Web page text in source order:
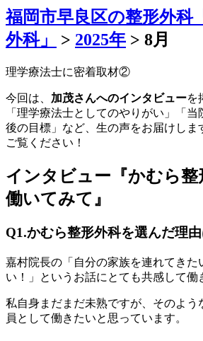
福岡市早良区の整形外科
外科」
> 2025年 > 8月
理学療法士に密着取材②
今回は、 加茂さんへのインタビューを
「理学療法士としてのやりがい」「
後の目標」など、生の声をお届けしま
ご覧ください！
インタビュー『かむら整
働いてみて』
Q1.かむら整形外科を選んだ理
嘉村院長の「自分の家族を連れてきた
い！」というお話にとても共感して働
私自身まだまだ未熟ですが、そのよう
員として働きたいと思っています。